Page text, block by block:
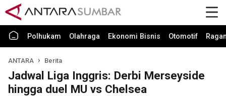
Polhukam Olahraga Ekonomi Bisnis Otomotif
ANTARA Berita
Jadwal Liga Inggris: Derbi Merseyside
hingga duel MU vs Chelsea